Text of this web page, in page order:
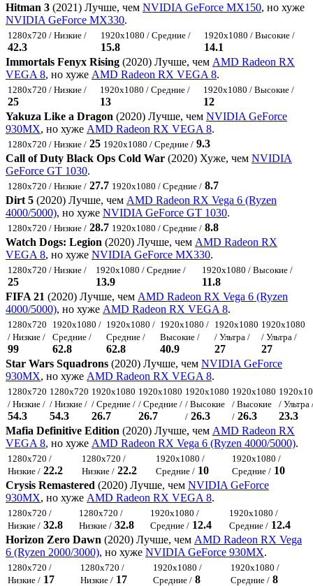
Hitman 3 (2021) Лучше, чем NVIDIA GeForce MX150, но хуже
NVIDIA GeForce MX330.
1280x720 / Низкие /
42.3
1920x1080 / Средние /
15.8
1920x1080 / Высокие /
14.1
Immortals Fenyx Rising (2020) Лучше, чем AMD Radeon RX
VEGA 8, но хуже AMD Radeon RX VEGA 8.
1280x720 / Низкие /
25
1920x1080 / Средние /
13
1920x1080 / Высокие /
12
Yakuza Like a Dragon (2020) Лучше, чем NVIDIA GeForce
930MX, но хуже AMD Radeon RX VEGA 8.
1280x720 / Низкие / 25 1920x1080 / Средние / 9.3
Call of Duty Black Ops Cold War (2020) Хуже, чем NVIDIA
GeForce GT 1030.
1280x720 / Низкие / 27.7 1920x1080 / Средние / 8.7
Dirt 5 (2020) Лучше, чем AMD Radeon RX Vega 6 (Ryzen
4000/5000), но хуже NVIDIA GeForce GT 1030.
1280x720 / Низкие / 28.7 1920x1080 / Средние / 8.8
Watch Dogs: Legion (2020) Лучше, чем AMD Radeon RX
VEGA 8, но хуже NVIDIA GeForce MX330.
1280x720 / Низкие /
25
1920x1080 / Средние /
13.9
1920x1080 / Высокие /
11.8
FIFA 21 (2020) Лучше, чем AMD Radeon RX Vega 6 (Ryzen
4000/5000), но хуже AMD Radeon RX VEGA 8.
1280x720
/ Низкие /
99
1920x1080 /
Средние /
62.8
1920x1080 /
Средние /
62.8
1920x1080 /
Высокие /
40.9
1920x1080
/ Ультра /
27
1920x1080
/ Ультра /
27
Star Wars Squadrons (2020) Лучше, чем NVIDIA GeForce
930MX, но хуже AMD Radeon RX VEGA 8.
1280x720
/ Низкие /
54.3
1280x720
/ Низкие /
54.3
1920x1080
/ Средние /
26.7
1920x1080
/ Средние /
26.7
1920x1080
/ Высокие
/ 26.3
1920x1080
/ Высокие
/ 26.3
/ Ультра
23.3
Mafia Definitive Edition (2020) Лучше, чем AMD Radeon RX
VEGA 8, но хуже AMD Radeon RX Vega 6 (Ryzen 4000/5000).
1280x720 /
Низкие / 22.2
1280x720 /
Низкие / 22.2
1920x1080 /
Средние / 10
1920x1080 /
Средние / 10
Crysis Remastered (2020) Лучше, чем NVIDIA GeForce
930MX, но хуже AMD Radeon RX VEGA 8.
1280x720 /
Низкие / 32.8
1280x720 /
Низкие / 32.8
1920x1080 /
Средние / 12.4
1920x1080 /
Средние / 12.4
Horizon Zero Dawn (2020) Лучше, чем AMD Radeon RX Vega
6 (Ryzen 2000/3000), но хуже NVIDIA GeForce 930MX.
1280x720 /
Низкие / 17
1280x720 /
Низкие / 17
1920x1080 /
Средние / 8
1920x1080 /
Средние / 8